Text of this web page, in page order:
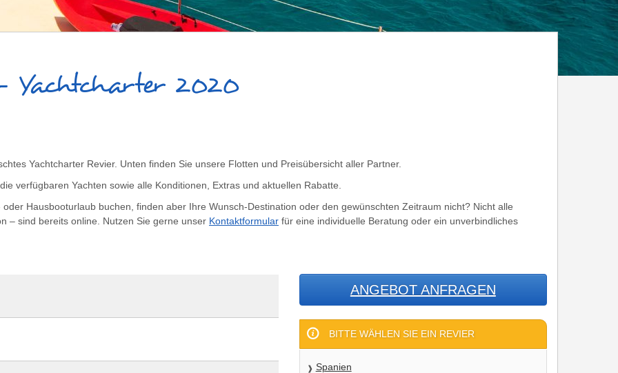
Yachtcharter 2020
Yachtcharter Revier. Unten finden Sie unsere Flotten und Preisübersicht aller Partner.
verfügbaren Yachten sowie alle Konditionen, Extras und aktuellen Rabatte.
Hausbooturlaub buchen, finden aber Ihre Wunsch-Destination oder den gewünschten Zeitraum nicht? Nicht alle
– sind bereits online. Nutzen Sie gerne unser Kontaktformular für eine individuelle Beratung oder ein unverbindliches
ANGEBOT ANFRAGEN
BITTE WÄHLEN SIE EIN REVIER
Spanien